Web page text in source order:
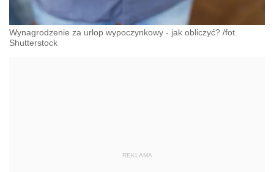
Wynagrodzenie za urlop wypoczynkowy - jak obliczyć? /fot.
Shutterstock